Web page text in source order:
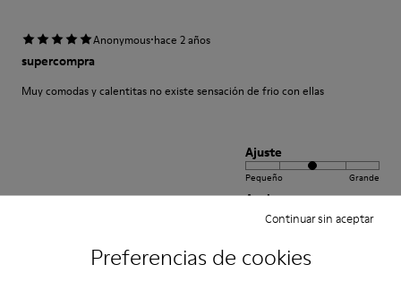
Preferencias de cookies
Continuar sin aceptar
Anonymous·hace 2 años
supercompra
Muy comodas y calentitas no existe sensación de frio con ellas
Ajuste
Pequeño Grande
Ancho
Estrecho Ancho
·